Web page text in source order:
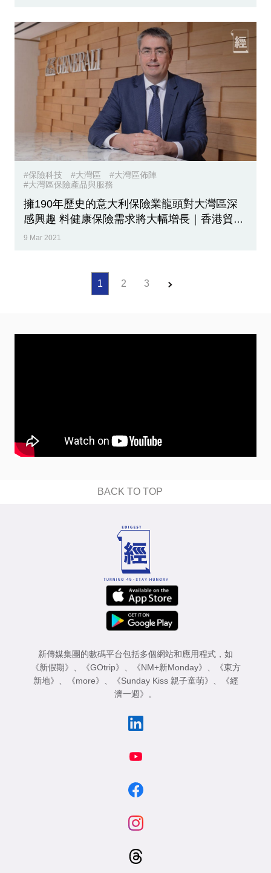
#保險科技 #大灣區
#大灣區佈陣
#大灣區保險產品與服務
擁190年歷史的意大利保險業龍頭對大灣區深
感興趣 料健康保險需求將大幅增長｜香港貿發
局經貿研究
9 Mar 2021
1 2 3
BACK TO TOP
新傳媒集團的數碼平台包括多個網站和應用程式，如
《新假期》
《GOtrip》 《NM+新Monday》
《東方
新地》
《more》 《Sunday Kiss 親子童萌》
《經
濟一週》
。